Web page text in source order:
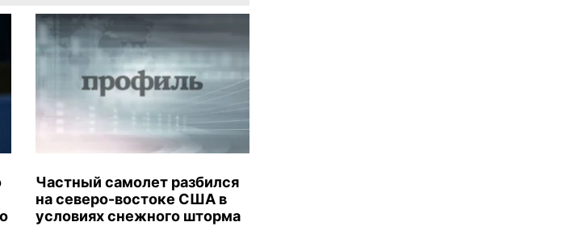
Частный самолет разбился
на северо-востоке США в
условиях снежного шторма